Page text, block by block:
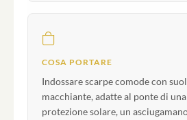
COSA PORTARE
Indossare scarpe comode con
macchiante, adatte al ponte di
protezione solare, un